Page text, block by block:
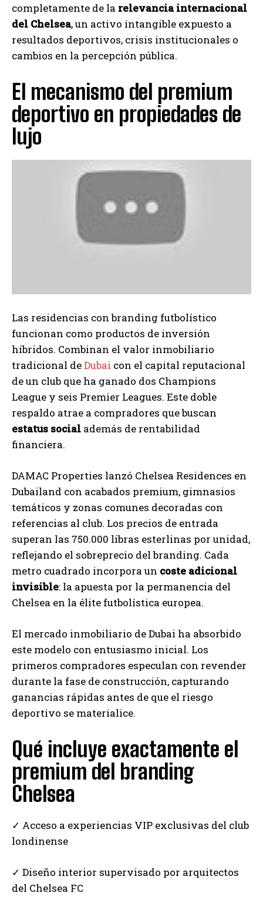
completamente de la relevancia internacional
del Chelsea, un activo intangible expuesto a
resultados deportivos, crisis institucionales o
cambios en la percepción pública.
El mecanismo del premium
deportivo en propiedades de
lujo
Las residencias con branding futbolístico
funcionan como productos de inversión
híbridos. Combinan el valor inmobiliario
tradicional deDubai con el capital reputacional
de un club que ha ganado dos Champions
League y seis Premier Leagues. Este doble
respaldo atrae a compradores que buscan
estatus social además de rentabilidad
financiera.
DAMAC Properties lanzó Chelsea Residences en
Dubailand con acabados premium, gimnasios
temáticos y zonas comunes decoradas con
referencias al club. Los precios de entrada
superan las 750.000 libras esterlinas por unidad,
reflejando el sobreprecio del branding. Cada
metro cuadrado incorpora un coste adicional
invisible: la apuesta por la permanencia del
Chelsea en la élite futbolística europea.
El mercado inmobiliario de Dubai ha absorbido
este modelo con entusiasmo inicial. Los
primeros compradores especulan con revender
durante la fase de construcción, capturando
ganancias rápidas antes de que el riesgo
deportivo se materialice.
Qué incluye exactamente el
premium del branding
Chelsea
✓ Acceso a experiencias VIP exclusivas del club
londinense
✓ Diseño interior supervisado por arquitectos
del Chelsea FC